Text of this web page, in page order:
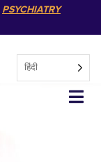
PSYCHIATRY
हिंदी